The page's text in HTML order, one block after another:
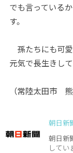
でも言っている
す。
孫たちにも可愛
元気で長生きし
（常陸太田市 熊
朝日新
朝日新
してい